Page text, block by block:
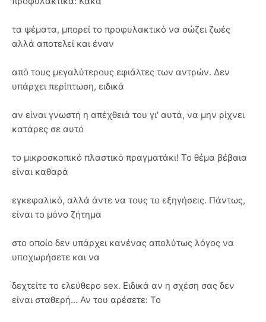
τα ψέματα, μπορεί το προφυλακτικό να σώζει ζωές
αλλά αποτελεί και έναν
από τους μεγαλύτερους εφιάλτες των αντρών. Δεν
υπάρχει περίπτωση, ειδικά
αν είναι γνωστή η απέχθειά του γι' αυτά, να μην ρίχνει
κατάρες σε αυτό
το μικροσκοπικό πλαστικό πραγματάκι! Το θέμα βέβαια
είναι καθαρά
εγκεφαλικό, αλλά άντε να τους το εξηγήσεις. Πάντως,
είναι το μόνο ζήτημα
στο οποίο δεν υπάρχει κανένας απολύτως λόγος να
υποχωρήσετε και να
δεχτείτε το ελεύθερο sex. Ειδικά αν η σχέση σας δεν
είναι σταθερή... Αν του αρέσετε: Το